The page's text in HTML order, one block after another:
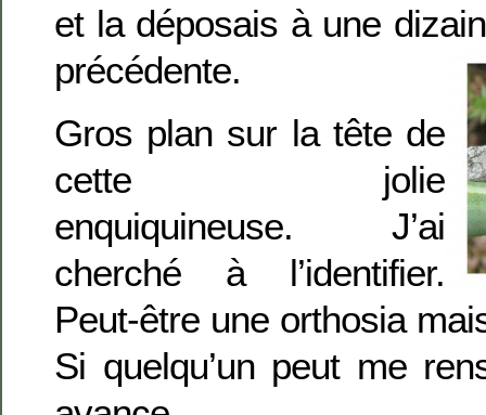
et la déposais à une
précédente.
Gros plan sur la tête de
cette jolie
enquiquineuse. J’ai
cherché à l’identifier.
Peut-être une orthosia
Si quelqu’un peut me